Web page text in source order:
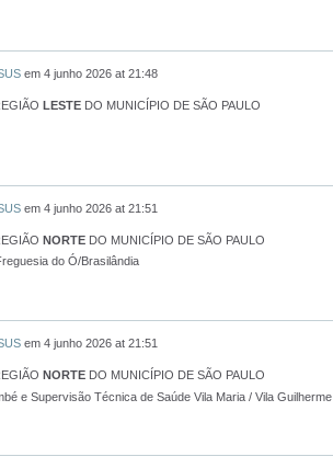
em 4 junho 2026 at 21:48
LESTE DO MUNICÍPIO DE SÃO PAULO
em 4 junho 2026 at 21:51
NORTE DO MUNICÍPIO DE SÃO PAULO
do Ó/Brasilândia
em 4 junho 2026 at 21:51
NORTE DO MUNICÍPIO DE SÃO PAULO
e Supervisão Técnica de Saúde Vila Maria / Vila Guilherme